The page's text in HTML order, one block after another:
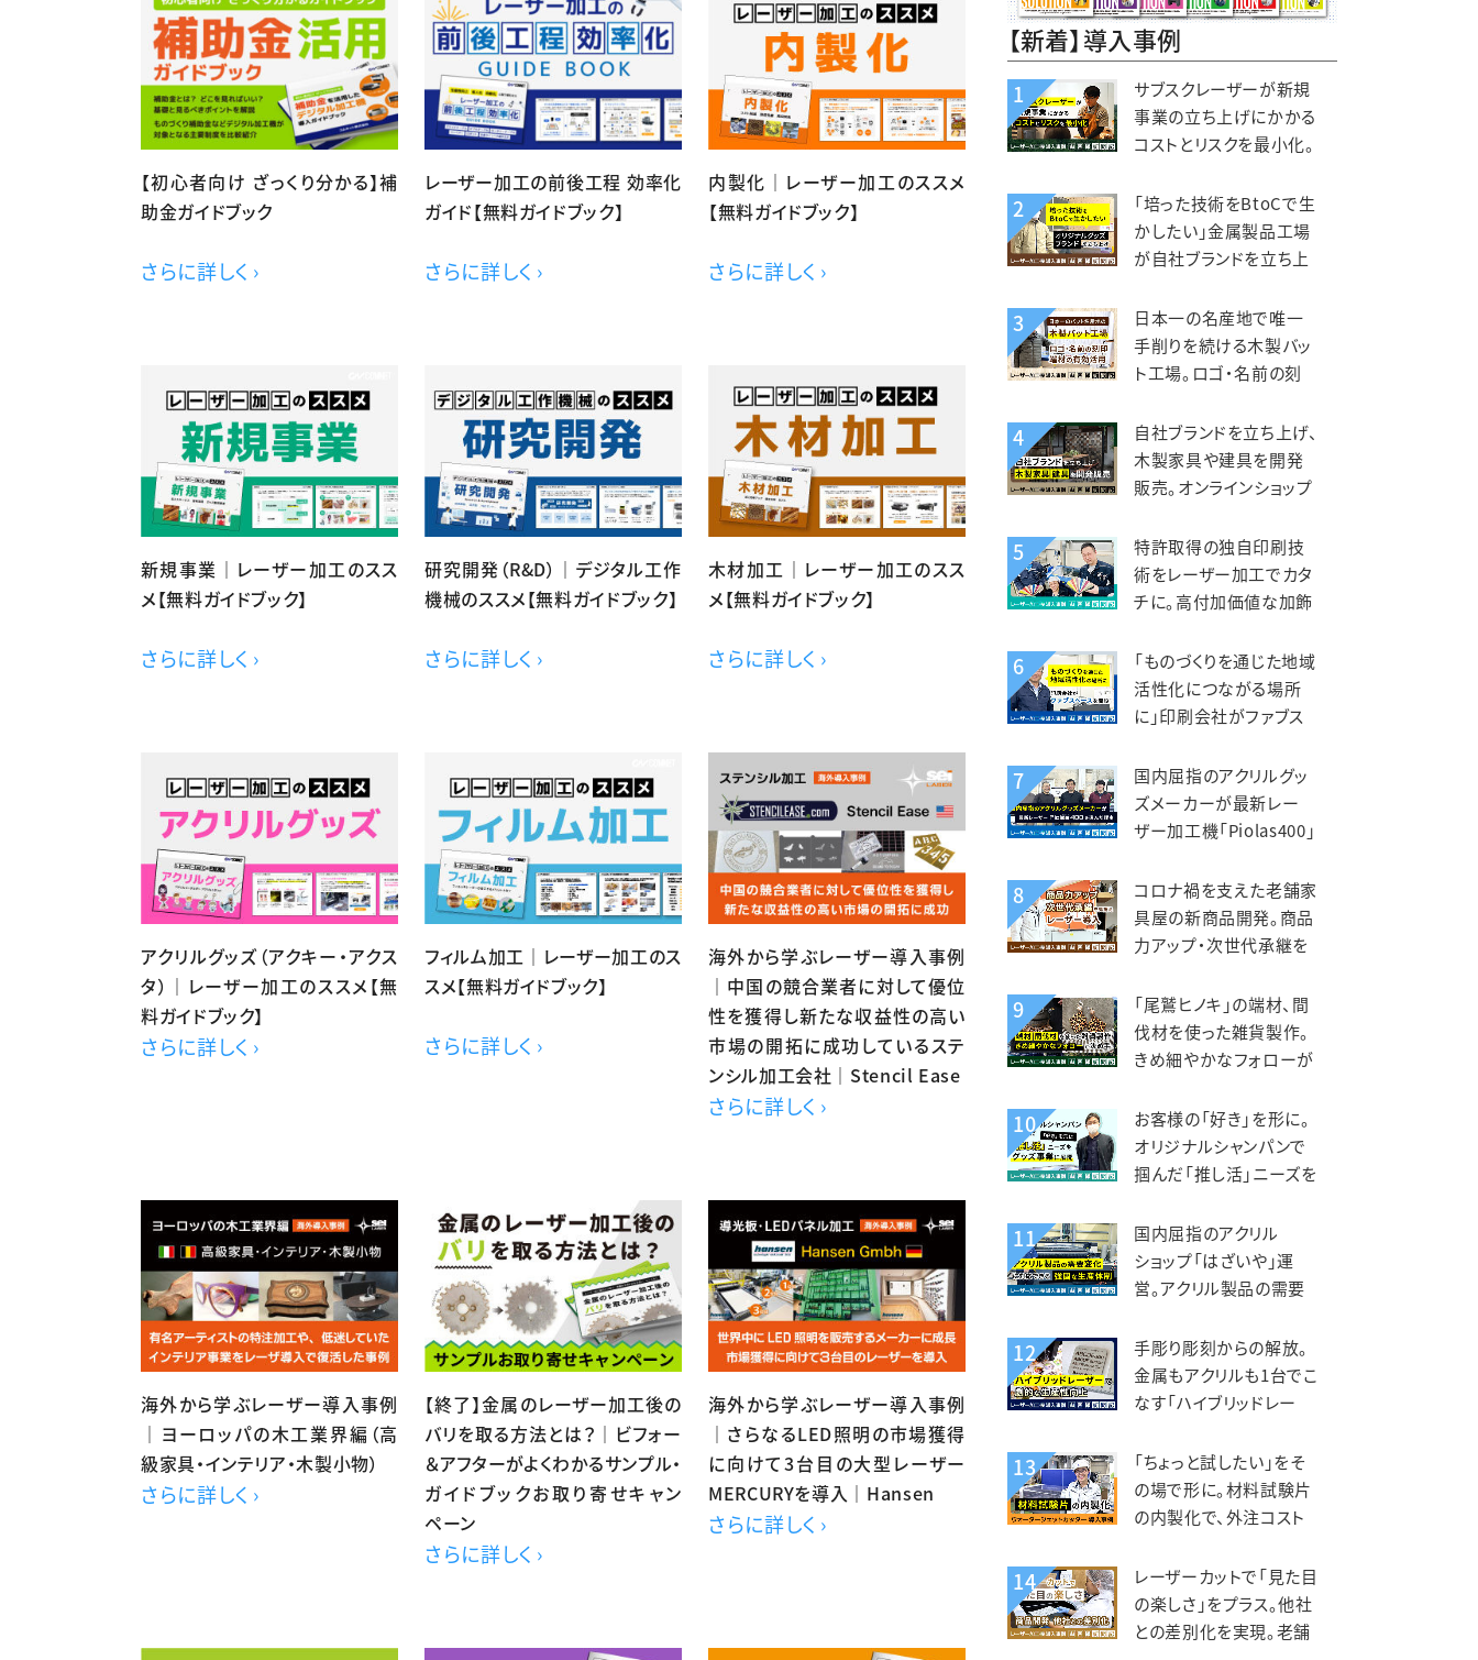
【初心者向け ざっくり分かる】補
助金ガイドブック
さらに詳しく ›
レーザー加工の前後工程 効率化
ガイド【無料ガイドブック】
さらに詳しく ›
内製化｜レーザー加工のススメ
【無料ガイドブック】
さらに詳しく ›
新規事業｜レーザー加工のスス
メ【無料ガイドブック】
さらに詳しく ›
研究開発（R&D）｜デジタル工作
機械のススメ【無料ガイドブック】
さらに詳しく ›
木材加工｜レーザー加工のスス
メ【無料ガイドブック】
さらに詳しく ›
アクリルグッズ（アクキー・アクス
タ）｜レーザー加工のススメ【無
料ガイドブック】
さらに詳しく ›
フィルム加工｜レーザー加工のス
スメ【無料ガイドブック】
さらに詳しく ›
海外から学ぶレーザー導入事例
｜中国の競合業者に対して優位
性を獲得し新たな収益性の高い
市場の開拓に成功しているステ
ンシル加工会社｜Stencil Ease
さらに詳しく ›
海外から学ぶレーザー導入事例
｜ヨーロッパの木工業界編（高
級家具・インテリア・木製小物）
さらに詳しく ›
【終了】金属のレーザー加工後の
バリを取る方法とは？｜ビフォー
＆アフターがよくわかるサンプル・
ガイドブックお取り寄せキャン
ペーン
さらに詳しく ›
海外から学ぶレーザー導入事例
｜さらなるLED照明の市場獲得
に向けて3台目の大型レーザー
MERCURYを導入｜Hansen
さらに詳しく ›
【新着】導入事例
1
サブスクレーザーが新規
事業の立ち上げにかかる
コストとリスクを最小化。
kiond（キオンド）様
2
「培った技術をBtoCで生
かしたい」金属製品工場
が自社ブランドを立ち上
造販売。錦中央工業様
3
日本一の名産地で唯一
手削りを続ける木製バッ
ト工場。ロゴ・名前の刻
を活用。エスオースポーツ
工業様
4
自社ブランドを立ち上げ、
木製家具や建具を開発
販売。オンラインショップ
大。KIZAIKU C+（阪口銘
木店）様
5
特許取得の独自印刷技
術をレーザー加工でカタ
チに。高付加価値な加飾
柱へ。智昌加工様
6
「ものづくりを通じた地域
活性化につながる場所
に」印刷会社がファブス
や印刷工業様
7
国内屈指のアクリルグッ
ズメーカーが最新レー
ザー加工機「Piolas400」
（北星社グループ）様
8
コロナ禍を支えた老舗家
具屋の新商品開発。商品
力アップ・次世代承継を
津木工様
9
「尾鷲ヒノキ」の端材、間
伐材を使った雑貨製作。
きめ細やかなフォローが
すや様
10
お客様の「好き」を形に。
オリジナルシャンパンで
掴んだ「推し活」ニーズを
インマーケット様
11
国内屈指のアクリル
ショップ「はざいや」運
営。アクリル製品の需要
生産体制。菅原工芸様
12
手彫り彫刻からの解放。
金属もアクリルも1台でこ
なす「ハイブリッドレー
上。トージ工芸様
13
「ちょっと試したい」をそ
の場で形に。材料試験片
の内製化で、外注コスト
両立。フジクリーン様
14
レーザーカットで「見た目
の楽しさ」をプラス。他社
との差別化を実現。老舗